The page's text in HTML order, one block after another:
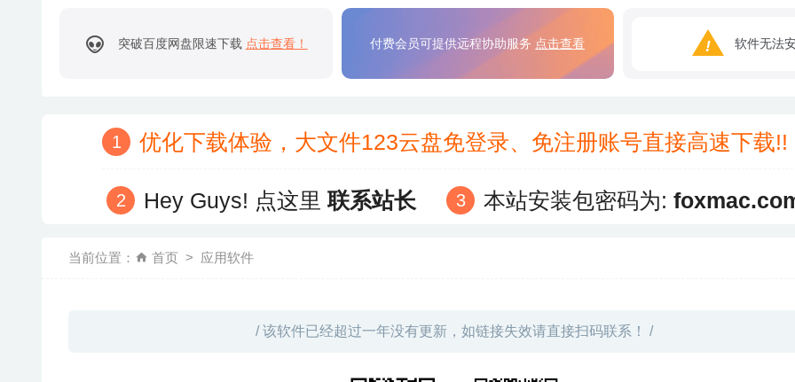
突破百度网盘限速下载 点击查看！ 付费会员可提供远程协助服务 点击查看 软件无法
优化下载体验，大文件123云盘免登录、免注册账号直接高速下
Hey Guys! 点这里联系站长 本站安装包密码为:
当前位置： 首页 应用软件
/ 该软件已经超过一年没有更新，如链接失效请直接扫码联系！ /